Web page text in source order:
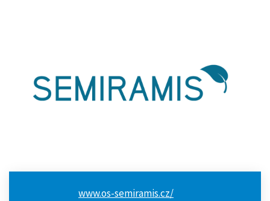
www.os-semiramis.cz/